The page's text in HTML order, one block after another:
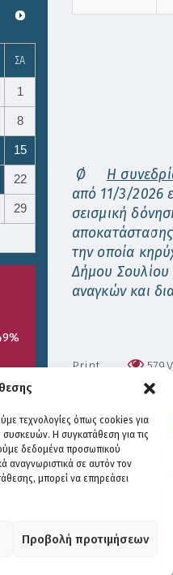
τεχνολογίες όπως cookies για
Η συγκατάθεση για τις
δεδομένα προσωπικού
αναγνωριστικά σε αυτόν τον
μπορεί να επηρεάσει
Προβολή προτιμήσεων
Ø Η
από 11/3/2026
σεισμική
την οποία
Δήμου Σουλίου
αναγκών και
Print 579
ΣΑ
1
8
15
22
29
7
oC
| GRAPHICS DESIGN BY